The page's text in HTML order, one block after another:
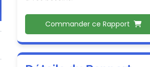
Commander ce Rapport